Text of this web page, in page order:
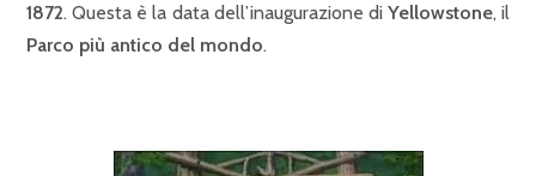
1872. Questa è la data dell’inaugurazione di Yellowstone, il
Parco più antico del mondo.